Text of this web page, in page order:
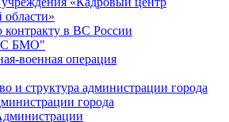
области»
в ВС России
БМО"
военная операция
и структура администрации города
города